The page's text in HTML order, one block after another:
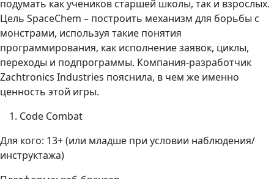
подумать как учеников старшей школы, так и взрослых.
Цель SpaceChem – построить механизм для борьбы с
монстрами, используя такие понятия
программирования, как исполнение заявок, циклы,
переходы и подпрограммы. Компания-разработчик
Zachtronics Industries пояснила, в чем же именно
ценность этой игры.
Code Combat
Для кого: 13+ (или младше при условии наблюдения/
инструктажа)